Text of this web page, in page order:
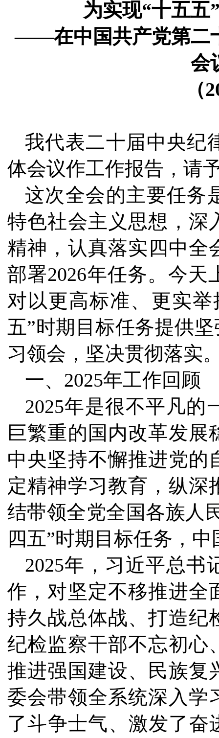
为实现“十五五
——在中国共产党第二
会
（
我代表二十届中央纪
体会议作工作报告，请
这次全会的主要任务
特色社会主义思想，深
精神，认真落实四中全
部署2026年任务。今
对以更高标准、更实
五”时期目标任务提供
习领会，坚决贯彻落实
一、2025年工作回顾
2025年是很不平凡的
巨繁重的国内改革发
中央坚持不懈推进党的
定精神学习教育，纵深
结带领全党全国各族人
四五”时期目标任务，
2025年，习近平总书
作，对坚定不移推进全
持久战总体战、打造纪
纪检监察干部不忘初心
推进强国建设、民族复
委会带领全系统深入学
了斗争士气、激发了奋